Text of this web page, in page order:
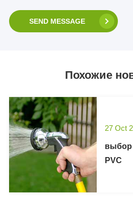
SEND MESSAGE
Похожие
27 Oct
выбор
PVC